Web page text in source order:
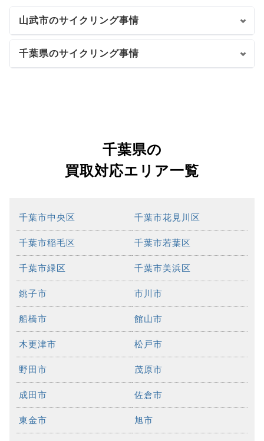
山武市のサイクリング事情
千葉県のサイクリング事情
千葉県の
買取対応エリア一覧
千葉市中央区 千葉市花見川区
千葉市稲毛区 千葉市若葉区
千葉市緑区 千葉市美浜区
銚子市 市川市
船橋市 館山市
木更津市 松戸市
野田市 茂原市
成田市 佐倉市
東金市 旭市